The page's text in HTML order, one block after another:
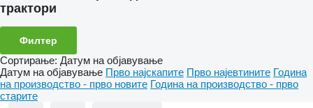
трактори
Филтер
Сортирање: Датум на објавување
Датум на објавување Прво најскапите Прво најевтините Година
на производство - прво новите Година на производство - прво
старите